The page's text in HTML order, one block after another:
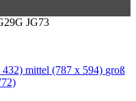
JG73
432) mittel (787 x 594) groß